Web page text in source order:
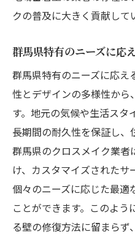
す変革
群馬県の住宅価
役割
クロスメイク導
化
住宅市場におけ
群馬県の未来を
クの普及に大きく貢献して
群馬県特有のニーズに応
群馬県特有のニーズに応え
性とデザインの多様性から
す。地元の気候や生活スタ
長期間の耐久性を保証し、
群馬県のクロスメイク業
け、カスタマイズされたサ
個々のニーズに応じた最適
ことができます。このよ
る壁の修復方法に留まら